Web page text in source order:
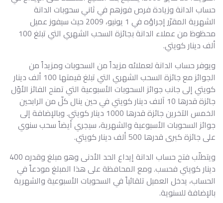
حساب الدانة وزيادة فرص فوزهم في ثاني سحوبات الدانة
الشهرية المقرّر إجراؤه في 1 يونيو، 2009 حيث سيفوز عميل
محظوظ من عملاء الدانة بجائزة السحب الشهري التي تبلغ 100
ألف دينار كويتي.
ويوفر حساب الدانة لعملائه مزيداً من السحوبات ومزيداً من
الجوائز مع جائزة السحب الشهري التي تبلغ قيمتها 100 ألف دينار
كويتي إلى جانب جوائز السحوبات الأسبوعية التي تمنح الفائز الأوّل
جائزة قدرها 10 آلاف دينار كويتي في حين ينال كلّ من الرابحين
الخمس الآخرين جائزة قدرها 1000 دينار كويتي. وبالإضافة إلى
جوائز السحوبات الأسبوعية والشهرية، سيجري أيضاً سحب سنوي
على جائزة كبرى قدرها 500 ألف دينار كويتي.
ويتطلّب فتح حساب الدانة إيداع الحد الأدنى وهو مبلغ وقدره 400
دينار كويتي فحسب. ومع المحافظة على هذا المبلغ مودعاً في
الحساب، يدخل العميل تلقائياً في السحوبات الأسبوعية والشهرية
بالإضافة للسنوية.